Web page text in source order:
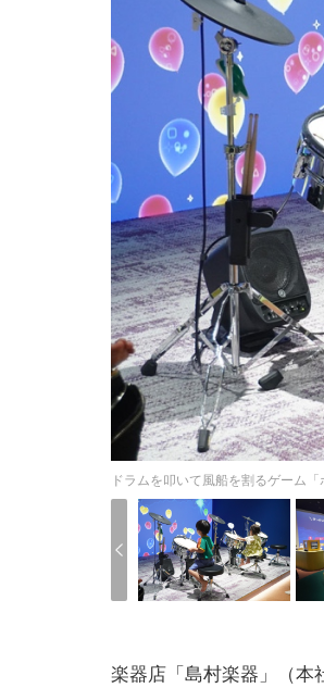
ドラムを叩いて風船を割るゲーム
楽器店「島村楽器」（本